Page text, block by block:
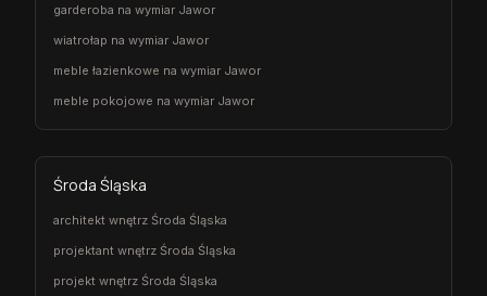
garderoba na wymiar Jawor
wiatrołap na wymiar Jawor
meble łazienkowe na wymiar Jawor
meble pokojowe na wymiar Jawor
Środa Śląska
architekt wnętrz Środa Śląska
projektant wnętrz Środa Śląska
projekt wnętrz Środa Śląska